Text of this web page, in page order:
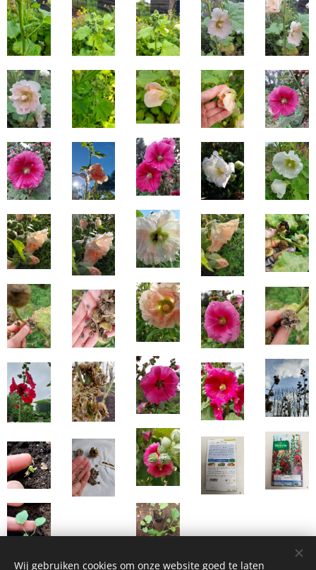
Wij gebruiken cookies om onze website goed te laten